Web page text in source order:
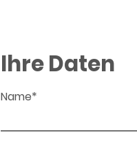
Ihre Daten
Name*